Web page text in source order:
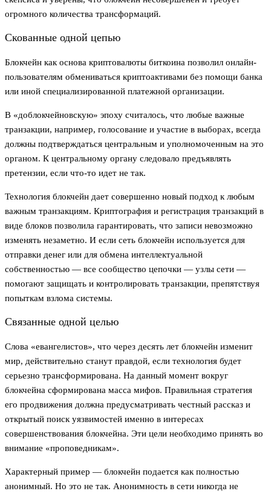
огромного количества трансформаций.
Скованные одной цепью
Блокчейн как основа криптовалюты биткоина позволил онлайн-
пользователям обмениваться криптоактивами без помощи банка
или иной специализированной платежной организации.
В «доблокчейновскую» эпоху считалось, что любые важные
транзакции, например, голосование и участие в выборах, всегда
должны подтверждаться центральным и уполномоченным на это
органом. К центральному органу следовало предъявлять
претензии, если что-то идет не так.
Технология блокчейн дает совершенно новый подход к любым
важным транзакциям. Криптография и регистрация транзакций в
виде блоков позволила гарантировать, что записи невозможно
изменять незаметно. И если сеть блокчейн используется для
отправки денег или для обмена интеллектуальной
собственностью — все сообщество цепочки — узлы сети —
помогают защищать и контролировать транзакции, препятствуя
попыткам взлома системы.
Связанные одной целью
Слова «евангелистов», что через десять лет блокчейн изменит
мир, действительно станут правдой, если технология будет
серьезно трансформирована. На данный момент вокруг
блокчейна сформирована масса мифов. Правильная стратегия
его продвижения должна предусматривать честный рассказ и
открытый поиск уязвимостей именно в интересах
совершенствования блокчейна. Эти цели необходимо принять во
внимание «проповедникам».
Характерный пример — блокчейн подается как полностью
анонимный. Но это не так. Анонимность в сети никогда не